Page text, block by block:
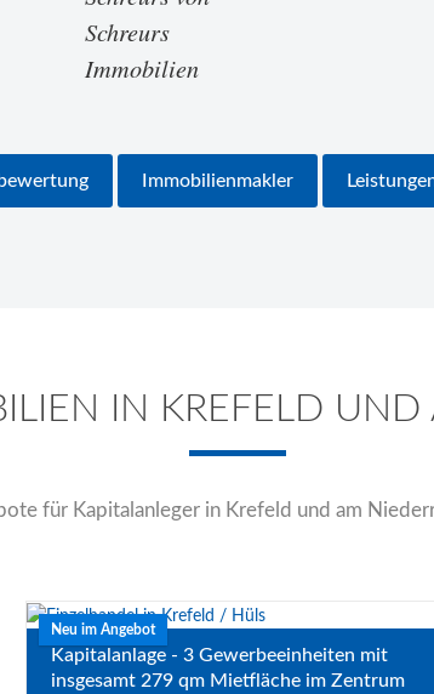
Immobilienmakler
IN KREFELD UND
für Kapitalanleger in Krefeld und am
Neu im Angebot
Kapitalanlage - 3 Gewerbeeinheiten mit
insgesamt 279 qm Mietfläche im Zentrum